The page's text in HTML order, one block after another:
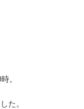
。
た。